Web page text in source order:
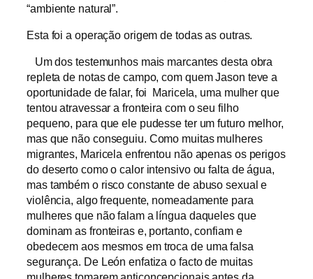
“ambiente natural”.
Esta foi a operação origem de todas as outras.
Um dos testemunhos mais marcantes desta obra
repleta de notas de campo, com quem Jason teve a
oportunidade de falar, foi Maricela, uma mulher que
tentou atravessar a fronteira com o seu filho
pequeno, para que ele pudesse ter um futuro melhor,
mas que não conseguiu. Como muitas mulheres
migrantes, Maricela enfrentou não apenas os perigos
do deserto como o calor intensivo ou falta de água,
mas também o risco constante de abuso sexual e
violência, algo frequente, nomeadamente para
mulheres que não falam a língua daqueles que
dominam as fronteiras e, portanto, confiam e
obedecem aos mesmos em troca de uma falsa
segurança. De León enfatiza o facto de muitas